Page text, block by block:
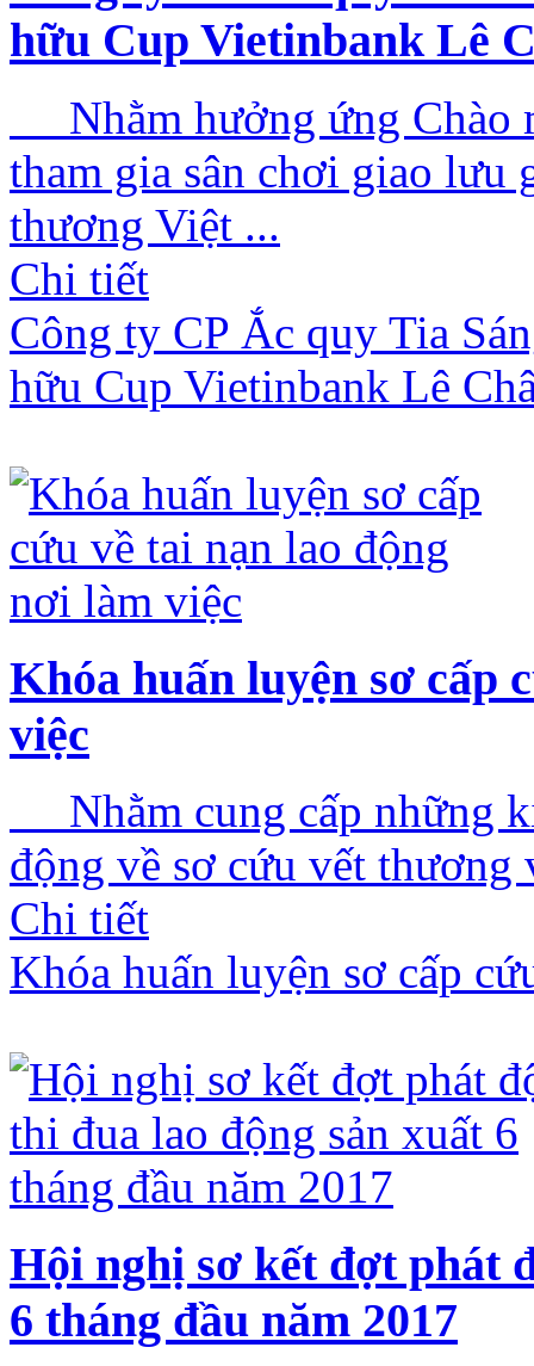
hữu Cup Vietinbank Lê
Nhằm hưởng ứng Chào
tham gia sân chơi giao lưu
thương Việt ...
Chi tiết
Công ty CP Ắc quy Tia
hữu Cup Vietinbank Lê
Khóa huấn luyện sơ cấp
việc
Nhằm cung cấp những
động về sơ cứu vết thương
Chi tiết
Khóa huấn luyện sơ cấp
Hội nghị sơ kết đợt phát
6 tháng đầu năm 2017